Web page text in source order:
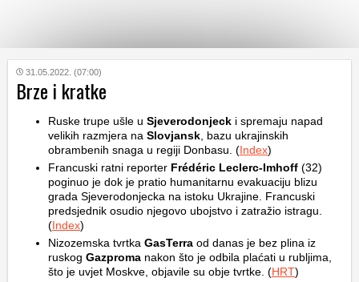
KATEGORIJE
HRVATSKI
WEB
31.05.2022. (07:00)
Brze i kratke
Ruske trupe ušle u Sjeverodonjeck i spremaju napad
velikih razmjera na Slovjansk , bazu ukrajinskih
obrambenih snaga u regiji Donbasu. (Index)
Francuski ratni reporter Frédéric Leclerc-Imhoff (32)
poginuo je dok je pratio humanitarnu evakuaciju blizu
grada Sjeverodonjecka na istoku Ukrajine. Francuski
predsjednik osudio njegovo ubojstvo i zatražio istragu.
(Index)
Nizozemska tvrtka GasTerra od danas je bez plina iz
ruskog Gazproma nakon što je odbila plaćati u rubljima,
što je uvjet Moskve, objavile su obje tvrtke. (HRT)